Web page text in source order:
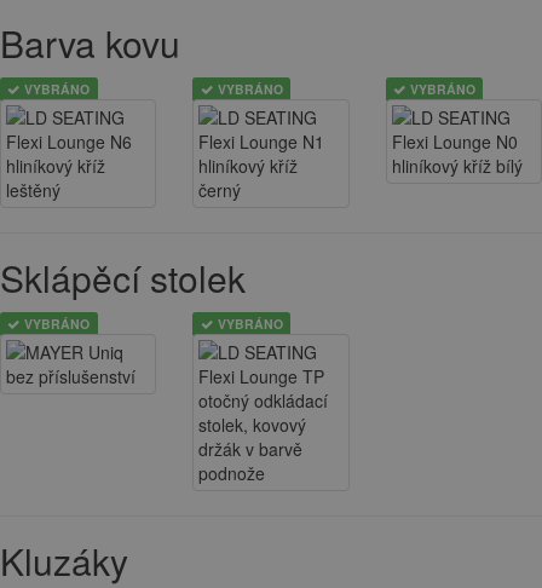
Barva kovu
VYBRÁNO VYBRÁNO VYBRÁNO
Sklápěcí stolek
VYBRÁNO VYBRÁNO
Kluzáky